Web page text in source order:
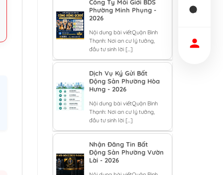
Công Ty Môi Giới BDS
Phường Minh Phụng -
2026
Nội dung bài viếtQuận Bình
Thạnh: Nơi an cư lý tưởng,
đầu tư sinh lời [...]
Dịch Vụ Ký Gửi Bất
Động Sản Phường Hòa
Hưng - 2026
Nội dung bài viếtQuận Bình
Thạnh: Nơi an cư lý tưởng,
đầu tư sinh lời [...]
Nhận Đăng Tin Bất
Động Sản Phường Vườn
Lài - 2026